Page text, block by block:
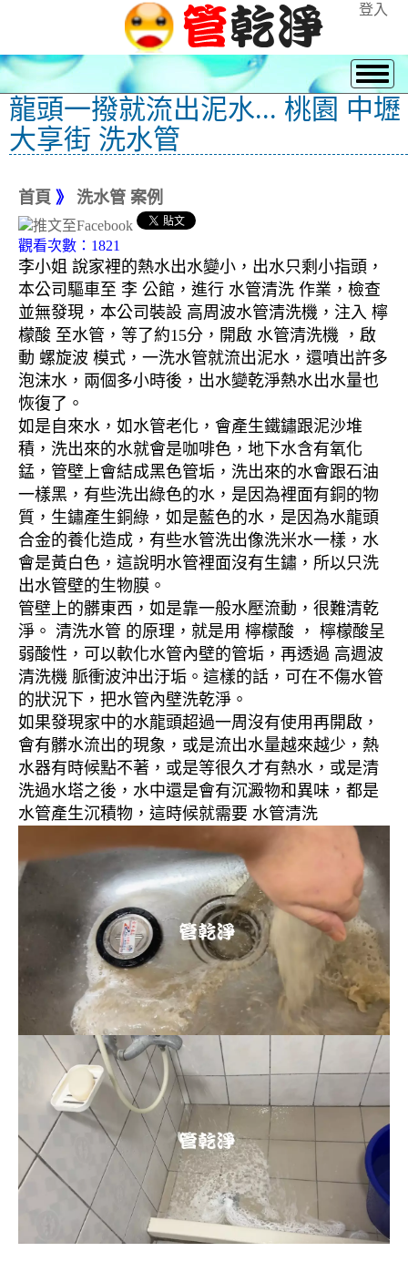
登入
龍頭一撥就流出泥水... 桃園 中壢
大享街 洗水管
首頁 》 洗水管 案例
觀看次數：1821
李小姐 說家裡的熱水出水變小，出水只剩小指頭，
本公司驅車至 李 公館，進行 水管清洗 作業，檢查
並無發現，本公司裝設 高周波水管清洗機，注入 檸
檬酸 至水管，等了約15分，開啟 水管清洗機 ，啟
動 螺旋波 模式，一洗水管就流出泥水，還噴出許多
泡沫水，兩個多小時後，出水變乾淨熱水出水量也
恢復了。
如是自來水，如水管老化，會產生鐵鏽跟泥沙堆
積，洗出來的水就會是咖啡色，地下水含有氧化
錳，管壁上會結成黑色管垢，洗出來的水會跟石油
一樣黑，有些洗出綠色的水，是因為裡面有銅的物
質，生鏽產生銅綠，如是藍色的水，是因為水龍頭
合金的養化造成，有些水管洗出像洗米水一樣，水
會是黃白色，這說明水管裡面沒有生鏽，所以只洗
出水管壁的生物膜。
管壁上的髒東西，如是靠一般水壓流動，很難清乾
淨。 清洗水管 的原理，就是用 檸檬酸 ， 檸檬酸呈
弱酸性，可以軟化水管內壁的管垢，再透過 高週波
清洗機 脈衝波沖出汙垢。這樣的話，可在不傷水管
的狀況下，把水管內壁洗乾淨。
如果發現家中的水龍頭超過一周沒有使用再開啟，
會有髒水流出的現象，或是流出水量越來越少，熱
水器有時候點不著，或是等很久才有熱水，或是清
洗過水塔之後，水中還是會有沉澱物和異味，都是
水管產生沉積物，這時候就需要 水管清洗